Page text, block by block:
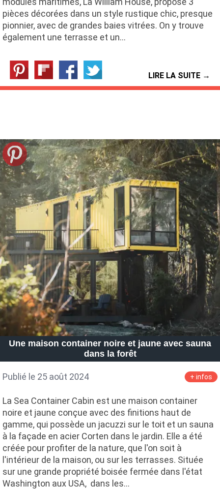
pièces décorées dans un style rustique chic, presque
pionnier, avec de grandes baies vitrées. On y trouve
également une terrasse et un…
LIRE LA SUITE →
Une maison container noire et jaune avec sauna
dans la forêt
Publié le 25 août 2024 + infos
La Sea Container Cabin est une maison container
noire et jaune conçue avec des finitions haut de
gamme, qui possède un jacuzzi sur le toit et un sauna
à la façade en acier Corten dans le jardin. Elle a été
créée pour profiter de la nature, que l'on soit à
l'intérieur de la maison, ou sur les terrasses. Située
sur une grande propriété boisée fermée dans l'état
Washington aux USA, dans les…